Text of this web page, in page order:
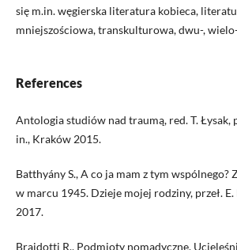
się m.in. węgierska literatura kobieca,
mniejszościowa, transkulturowa, dwu-,
References
Antologia studiów nad traumą, red. T. Łysak,
in., Kraków 2015.
Batthyány S., A co ja mam z tym wspólnego?
w marcu 1945. Dzieje mojej rodziny, przeł.
2017.
Braidotti R., Podmioty nomadyczne.